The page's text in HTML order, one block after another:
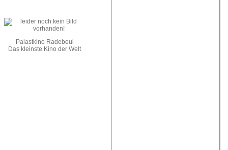
Palastkino Radebeul
Das kleinste Kino der Welt